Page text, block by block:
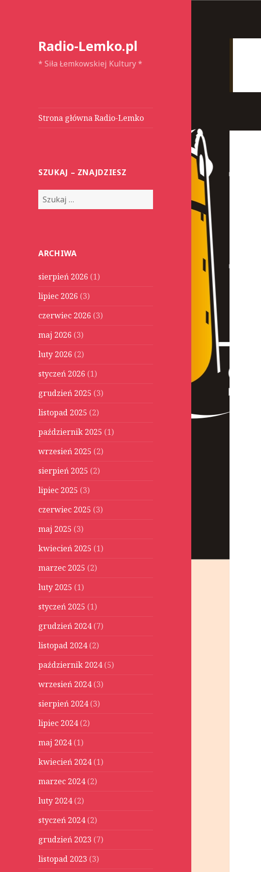
Radio-Lemko.pl
* Siła Łemkowskiej Kultury *
Strona główna Radio-Lemko
SZUKAJ – ZNAJDZIESZ
S
z
j
ARCHIWA
sierpień 2026 (1)
lipiec 2026 (3)
czerwiec 2026 (3)
maj 2026 (3)
luty 2026 (2)
styczeń 2026 (1)
grudzień 2025 (3)
listopad 2025 (2)
październik 2025 (1)
wrzesień 2025 (2)
sierpień 2025 (2)
lipiec 2025 (3)
czerwiec 2025 (3)
maj 2025 (3)
kwiecień 2025 (1)
marzec 2025 (2)
luty 2025 (1)
styczeń 2025 (1)
grudzień 2024(7)
listopad 2024(2)
październik 2024(5)
wrzesień 2024(3)
sierpień 2024(3)
lipiec 2024(2)
maj 2024(1)
kwiecień 2024(1)
marzec 2024(2)
luty 2024(2)
styczeń 2024(2)
grudzień 2023 (7)
listopad 2023 (3)